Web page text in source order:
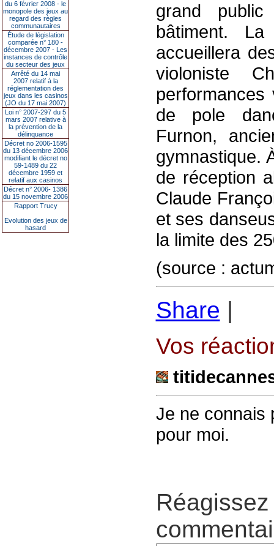
du 6 février 2008 - le
monopole des jeux au
regard des règles
communautaires
Étude de législation
comparée n° 180 -
décembre 2007 - Les
instances de contrôle
du secteur des jeux
Arrêté du 14 mai
2007 relatif à la
réglementation des
jeux dans les casinos
(JO du 17 mai 2007)
Loi n° 2007-297 du 5
mars 2007 relative à
la prévention de la
délinquance
Décret no 2006-1595
du 13 décembre 2006
modifiant le décret no
59-1489 du 22
décembre 1959 et
relatif aux casinos
Décret n° 2006- 1386
du 15 novembre 2006
Rapport Trucy
Evolution des jeux de
hasard
grand
bâtiment.
accueillera
violoniste
performances
de pole
Furnon,
gymnastique.
de réception
Claude
et ses
la limite des
(source :
Share |
Vos
Je ne connais
pour moi.